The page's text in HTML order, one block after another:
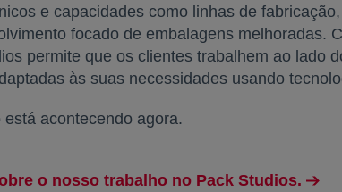
e capacidades como linhas de
focado de embalagens melhoradas.
permite que os clientes trabalhem ao lado
às suas necessidades usando
acontecendo agora.
o nosso trabalho no Pack Studios.